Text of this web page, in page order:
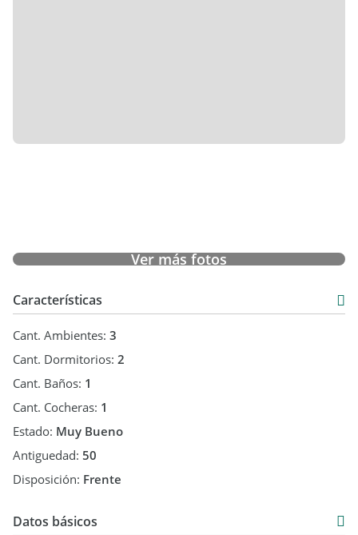
Ver más fotos
Características
Cant. Ambientes: 3
Cant. Dormitorios: 2
Cant. Baños: 1
Cant. Cocheras: 1
Estado: Muy Bueno
Antiguedad: 50
Disposición: Frente
Datos básicos